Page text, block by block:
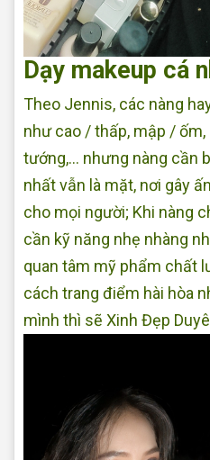
Dạy makeup cá
Theo Jennis, các nàng
như cao / thấp, mập /
tướng,... nhưng nàng cần
nhất vẫn là mặt, nơi gây
cho mọi người; Khi nàng
cần kỹ năng nhẹ nhàng
quan tâm mỹ phẩm chất
cách trang điểm hài hòa
mình thì sẽ Xinh Đẹp